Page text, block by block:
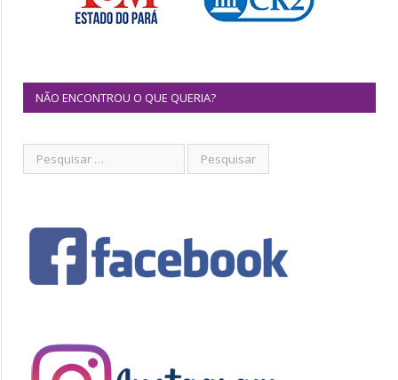
NÃO ENCONTROU O QUE QUERIA?